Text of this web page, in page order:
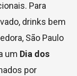
Para
drinks bem
São Paulo
um Dia dos
por